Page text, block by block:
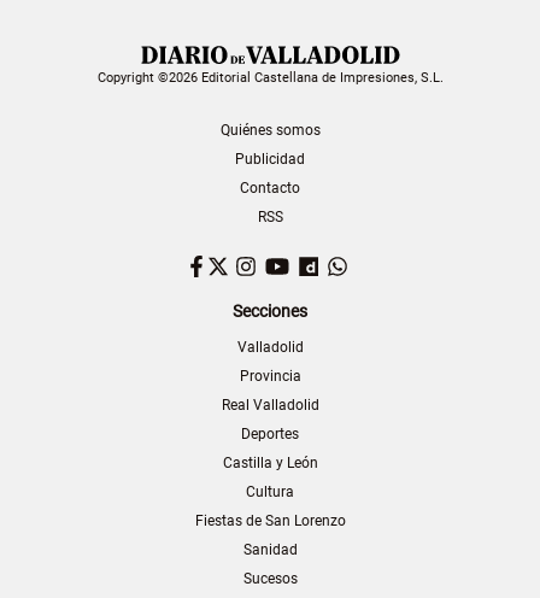
Copyright ©2026 Editorial Castellana de Impresiones, S.L.
Quiénes somos
Publicidad
Contacto
RSS
Facebook
TwitterInstagram
YouTubeDailymotion
Secciones
Valladolid
Provincia
Real Valladolid
Deportes
Castilla y León
Cultura
Fiestas de San Lorenzo
Sanidad
Sucesos